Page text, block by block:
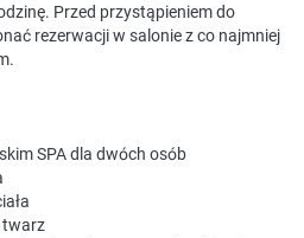
Przed przystąpieniem do
rezerwacji w salonie z co najmniej
SPA dla dwóch osób
twarz